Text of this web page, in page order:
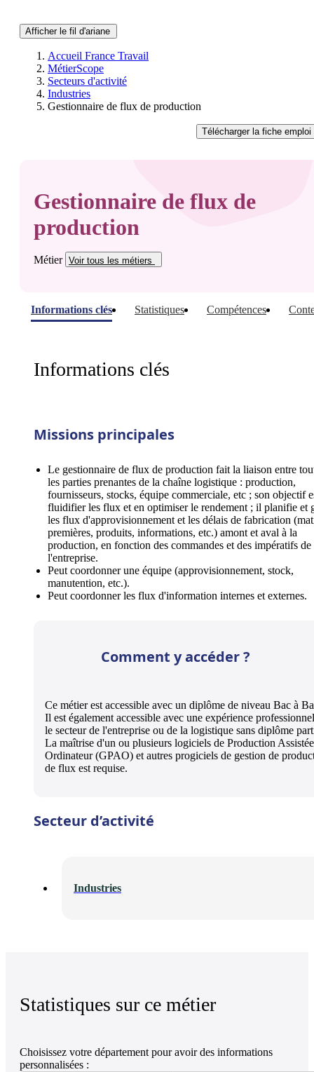
Afficher le fil d'ariane
Accueil France Travail
MétierScope
Secteurs d'activité
Industries
Gestionnaire de flux de production
Télécharger la fiche emploi
Gestionnaire de flux de
production
Métier Voir tous les métiers
Informations clés Statistiques Compétences
Informations clés
Missions principales
Le gestionnaire de flux de production fait la liaison entre
les parties prenantes de la chaîne logistique : production,
fournisseurs, stocks, équipe commerciale, etc ; son objectif
fluidifier les flux et en optimiser le rendement ; il planifie et
les flux d'approvisionnement et les délais de fabrication
premières, produits, informations, etc.) amont et aval à la
production, en fonction des commandes et des impératifs de
l'entreprise.
Peut coordonner une équipe (approvisionnement, stock,
manutention, etc.).
Peut coordonner les flux d'information internes et externes.
Comment y accéder ?
Ce métier est accessible avec un diplôme de niveau Bac à
Il est également accessible avec une expérience
le secteur de l'entreprise ou de la logistique sans diplôme
La maîtrise d'un ou plusieurs logiciels de Production
Ordinateur (GPAO) et autres progiciels de gestion de
de flux est requise.
Secteur d’activité
Industries
Statistiques sur ce métier
Choisissez votre département pour avoir des informations
personnalisées :